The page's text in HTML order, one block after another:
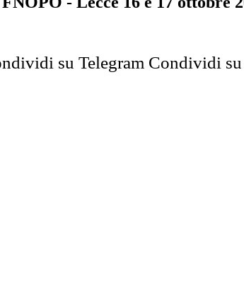
su Telegram Condividi su